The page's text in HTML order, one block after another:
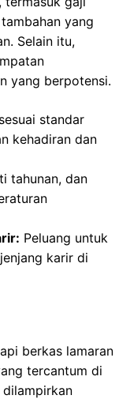
yang
Selain itu,
yang berpotensi.
standar
kehadiran dan
tahunan, dan
Peluang untuk
karir di
berkas lamaran
tercantum di
dilampirkan